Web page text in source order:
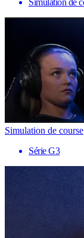
Simulation de
Simulation de course
Série G3